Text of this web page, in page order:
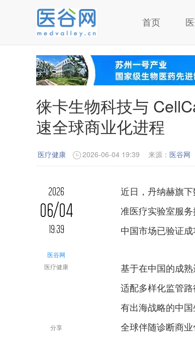
首页
徕卡生物科技与
速全球商业化进程
医疗健康 2026-06-04 19:39 来源： 医谷网
2026
06/04
19:39
医谷网
医疗健康
分享
近日，丹纳赫旗
准医疗实验室服
中国市场已验证
基于在中国的成
适配多样化监管
有出海战略的中
全球伴随诊断商业